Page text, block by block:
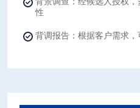
性
背调报告：根据客户需求